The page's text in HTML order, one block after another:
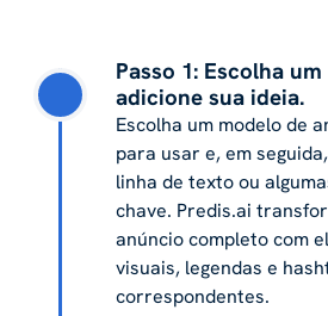
Passo 1: Escolha
adicione sua ideia.
Escolha um modelo de
para usar e, em
linha de texto ou
chave. Predis.ai
anúncio completo com
visuais, legendas e
correspondentes.